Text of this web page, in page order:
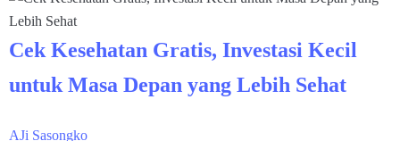
Cek Kesehatan Gratis, Investasi Kecil
untuk Masa Depan yang Lebih Sehat
AJi Sasongko